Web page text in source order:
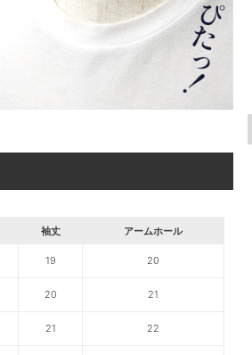
袖丈 アームホール
19 20
20 21
21 22